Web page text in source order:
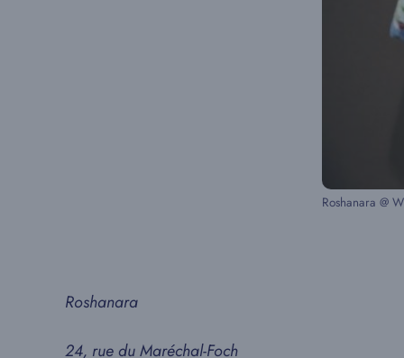
Roshanara @
Roshanara
24, rue du Maréchal-Foch